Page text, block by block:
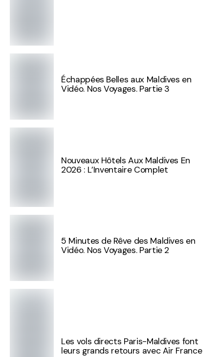
Échappées Belles aux Maldives en
Vidéo. Nos Voyages. Partie 3
Nouveaux Hôtels Aux Maldives En
2026 : L’Inventaire Complet
5 Minutes de Rêve des Maldives en
Vidéo. Nos Voyages. Partie 2
Les vols directs Paris-Maldives font
leurs grands retours avec Air France